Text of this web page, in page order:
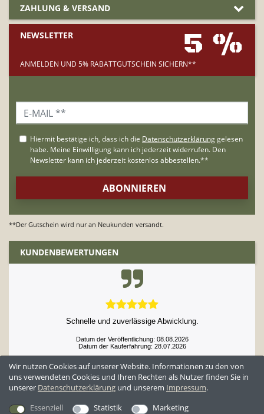
ZAHLUNG & VERSAND
NEWSLETTER 5 %
ANMELDEN UND 5% RABATTGUTSCHEIN SICHERN**
**Der Gutschein wird nur an Neukunden versandt.
KUNDENBEWERTUNGEN
Schnelle und zuverlässige Abwicklung.
Datum der Veröffentlichung: 08.08.2026
Datum der Kauferfahrung: 28.07.2026
Wir nutzen Cookies auf unserer Website. Informationen zu den von
uns verwendeten Cookies und Ihren Rechten als Nutzer finden Sie in
unserer Daten­schutz­erklärung und unserem Impressum.
Essenziell
Statistik Marketing